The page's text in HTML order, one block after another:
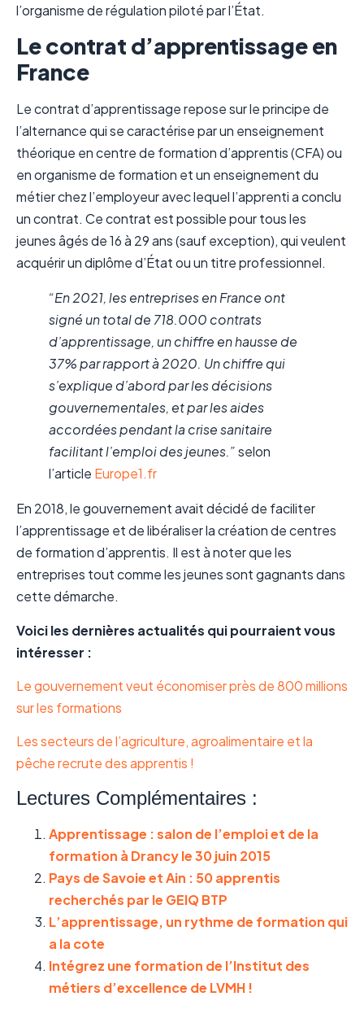
l’organisme de régulation piloté par l’État.
Le contrat d’apprentissage en
France
Le contrat d’apprentissage repose sur le principe de
l’alternance qui se caractérise par un enseignement
théorique en centre de formation d’apprentis (CFA) ou
en organisme de formation et un enseignement du
métier chez l’employeur avec lequel l’apprenti a conclu
un contrat. Ce contrat est possible pour tous les
jeunes âgés de 16 à 29 ans (sauf exception), qui veulent
acquérir un diplôme d’État ou un titre professionnel.
“En 2021, les entreprises en France ont
signé un total de 718.000 contrats
d’apprentissage, un chiffre en hausse de
37% par rapport à 2020. Un chiffre qui
s’explique d’abord par les décisions
gouvernementales, et par les aides
accordées pendant la crise sanitaire
facilitant l’emploi des jeunes.”selon
l’article Europe1.fr
En 2018, le gouvernement avait décidé de faciliter
l’apprentissage et de libéraliser la création de centres
de formation d’apprentis. Il est à noter que les
entreprises tout comme les jeunes sont gagnants dans
cette démarche.
Voici les dernières actualités qui pourraient vous
intéresser :
Le gouvernement veut économiser près de 800 millions
sur les formations
Les secteurs de l’agriculture, agroalimentaire et la
pêche recrute des apprentis !
Lectures Complémentaires :
Apprentissage : salon de l’emploi et de la
formation à Drancy le 30 juin 2015
Pays de Savoie et Ain : 50 apprentis
recherchés par le GEIQ BTP
L’apprentissage, un rythme de formation qui
a la cote
Intégrez une formation de l’Institut des
métiers d’excellence de LVMH !